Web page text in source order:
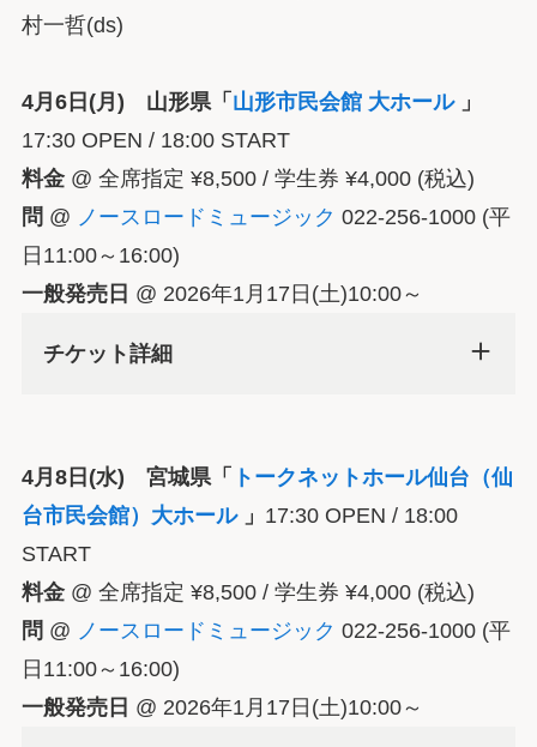
村一哲(ds)
4月6日(月) 山形県「 山形市民会館 大ホール 」
17:30 OPEN / 18:00 START
料金@ 全席指定 ¥8,500 / 学生券 ¥4,000 (税込)
問 @ ノースロードミュージック 022-256-1000 (平
日11:00～16:00)
一般発売日 @ 2026年1月17日(土)10:00～
チケット詳細
4月8日(水) 宮城県「
トークネットホール仙台（仙
台市民会館）大ホール 」 17:30 OPEN / 18:00
START
料金@ 全席指定 ¥8,500 / 学生券 ¥4,000 (税込)
問 @ ノースロードミュージック 022-256-1000 (平
日11:00～16:00)
一般発売日 @ 2026年1月17日(土)10:00～